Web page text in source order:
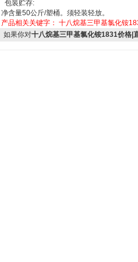
包装贮存:
净含量50公斤/塑桶。须轻装轻放。
产品相关关键字： 十八烷基三甲基氯化铵
如果你对十八烷基三甲基氯化铵1831价格|